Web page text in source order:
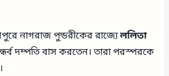
নাগরাজ পুন্ডরীকের রাজ্যেললিতা
দম্পতি বাস করতেন। তারা পরস্পরকে